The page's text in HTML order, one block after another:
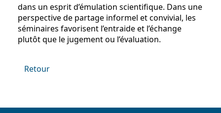
dans un esprit d’émulation scientifique. Dans une
perspective de partage informel et convivial, les
séminaires favorisent l’entraide et l’échange
plutôt que le jugement ou l’évaluation.
Retour